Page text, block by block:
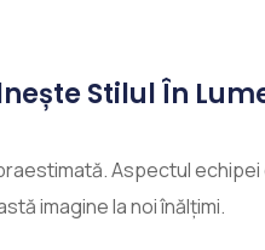
Stilul În
Aspectul
imagine la noi înălțimi.